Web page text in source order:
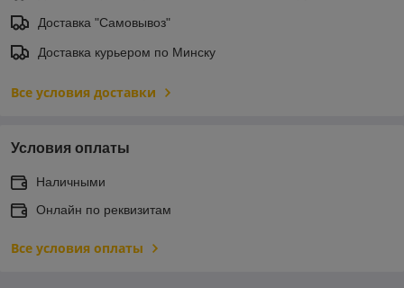
Доставка "Самовывоз"
Доставка курьером по Минску
Все условия доставки
Условия оплаты
Наличными
Онлайн по реквизитам
Все условия оплаты